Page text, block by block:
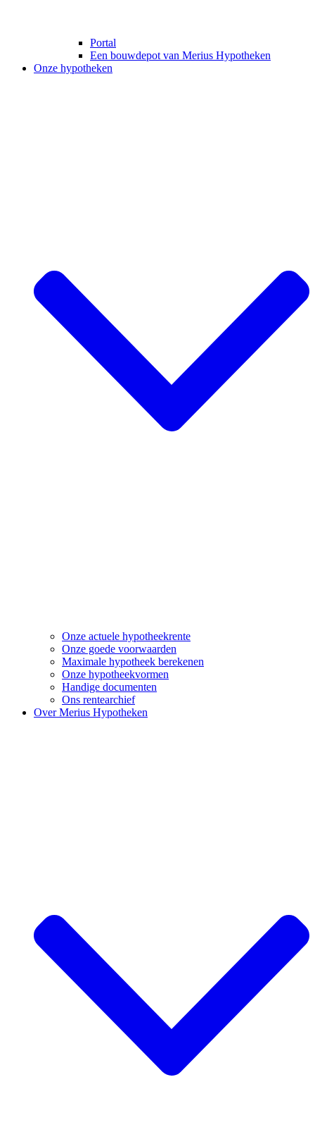
Portal
Een bouwdepot van Merius Hypotheken
Onze hypotheken
Onze actuele hypotheekrente
Onze goede voorwaarden
Maximale hypotheek berekenen
Onze hypotheekvormen
Handige documenten
Ons rentearchief
Over Merius Hypotheken